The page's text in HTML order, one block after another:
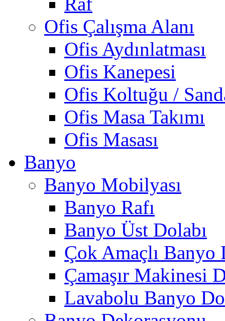
Ofis Çalışma Alanı
Ofis Aydınlatması
Ofis Kanepesi
Ofis Koltuğu /
Ofis Masa Takımı
Ofis Masası
Banyo
Banyo Mobilyası
Banyo Rafı
Banyo Üst Dolabı
Çok Amaçlı Banyo
Çamaşır Makinesi
Lavabolu Banyo